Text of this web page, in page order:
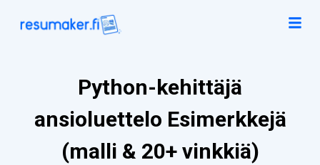
Python-kehittäjä
ansioluettelo Esimerkkejä
(malli & 20+ vinkkiä)